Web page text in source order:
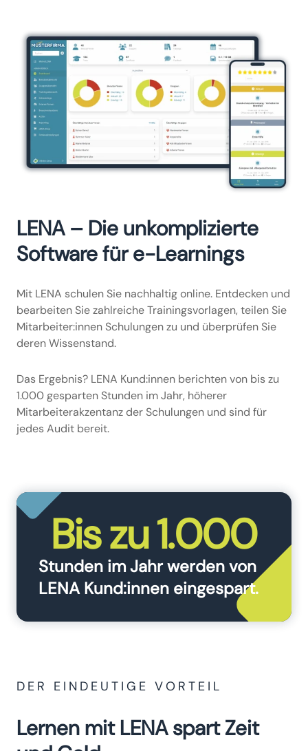
LENA – Die unkomplizierte
Software für e-Learnings
Mit LENA schulen Sie nachhaltig online. Entdecken und
bearbeiten Sie zahlreiche Trainingsvorlagen, teilen Sie
Mitarbeiter:innen Schulungen zu und überprüfen Sie
deren Wissenstand.
Das Ergebnis? LENA Kund:innen berichten von bis zu
1.000 gesparten Stunden im Jahr, höherer
Mitarbeiterakzentanz der Schulungen und sind für
jedes Audit bereit.
Bis zu 1.000
Stunden im Jahr werden von
LENA Kund:innen eingespart.
DER EINDEUTIGE VORTEIL
Lernen mit LENA spart Zeit